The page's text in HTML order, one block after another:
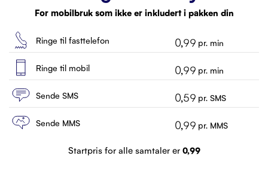
For mobilbruk som ikke er inkludert i pakken din
Ringe til fasttelefon 0,99 pr. min
Ringe til mobil 0,99 pr. min
Sende SMS 0,59 pr. SMS
Sende MMS 0,99 pr. MMS
Startpris for alle samtaler er 0,99